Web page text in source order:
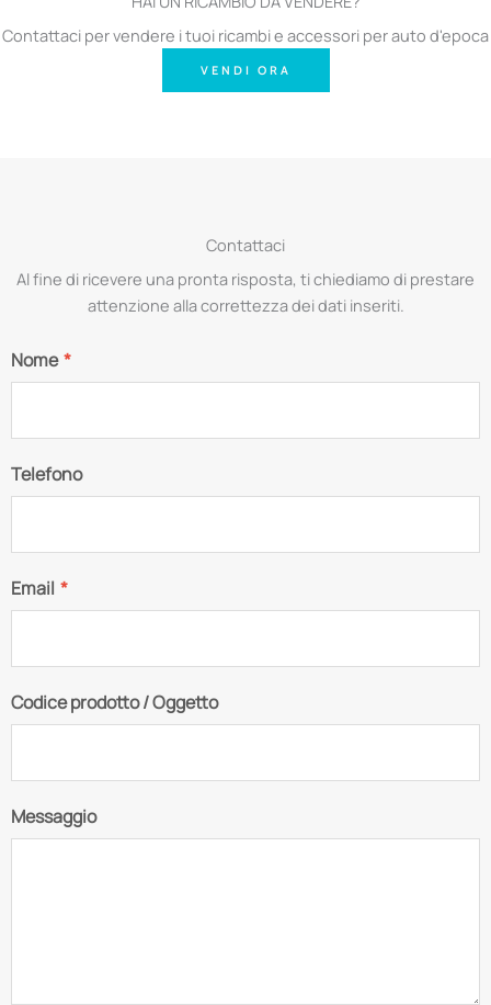
Contattaci per vendere i tuoi ricambi e accessori per auto d'epoca
VENDI ORA
Contattaci
Al fine di ricevere una pronta risposta, ti chiediamo di prestare
attenzione alla correttezza dei dati inseriti.
Nome*
Telefono
Email *
Codice prodotto / Oggetto
Messaggio